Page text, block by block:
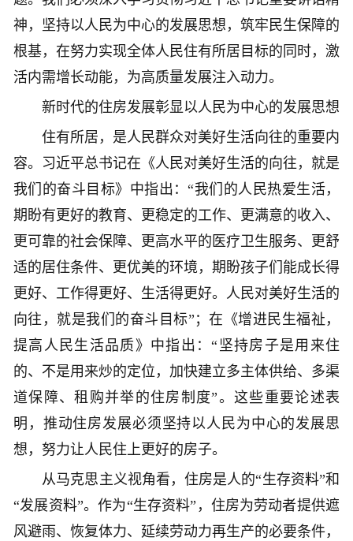
神，坚持以人民为中心的发展思想，筑牢民生保障的
根基，在努力实现全体人民住有所居目标的同时，激
活内需增长动能，为高质量发展注入动力。
新时代的住房发展彰显以人民为中心的发展思想
住有所居，是人民群众对美好生活向往的重要内
容。习近平总书记在《人民对美好生活的向往，就是
我们的奋斗目标》中指出：“我们的人民热爱生活，
期盼有更好的教育、更稳定的工作、更满意的收入、
更可靠的社会保障、更高水平的医疗卫生服务、更舒
适的居住条件、更优美的环境，期盼孩子们能成长得
更好、工作得更好、生活得更好。人民对美好生活的
向往，就是我们的奋斗目标”；在《增进民生福祉，
提高人民生活品质》中指出：“坚持房子是用来住
的、不是用来炒的定位，加快建立多主体供给、多渠
道保障、租购并举的住房制度”。这些重要论述表
明，推动住房发展必须坚持以人民为中心的发展思
想，努力让人民住上更好的房子。
从马克思主义视角看，住房是人的“生存资料”和
“发展资料”。作为“生存资料”，住房为劳动者提供遮
风避雨、恢复体力、延续劳动力再生产的必要条件，